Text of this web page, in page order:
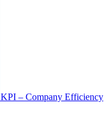
KPI – Company Efficiency